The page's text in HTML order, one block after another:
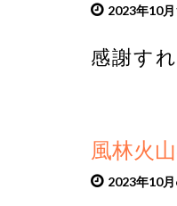
2023年10月
感謝す
風林火
2023年10月